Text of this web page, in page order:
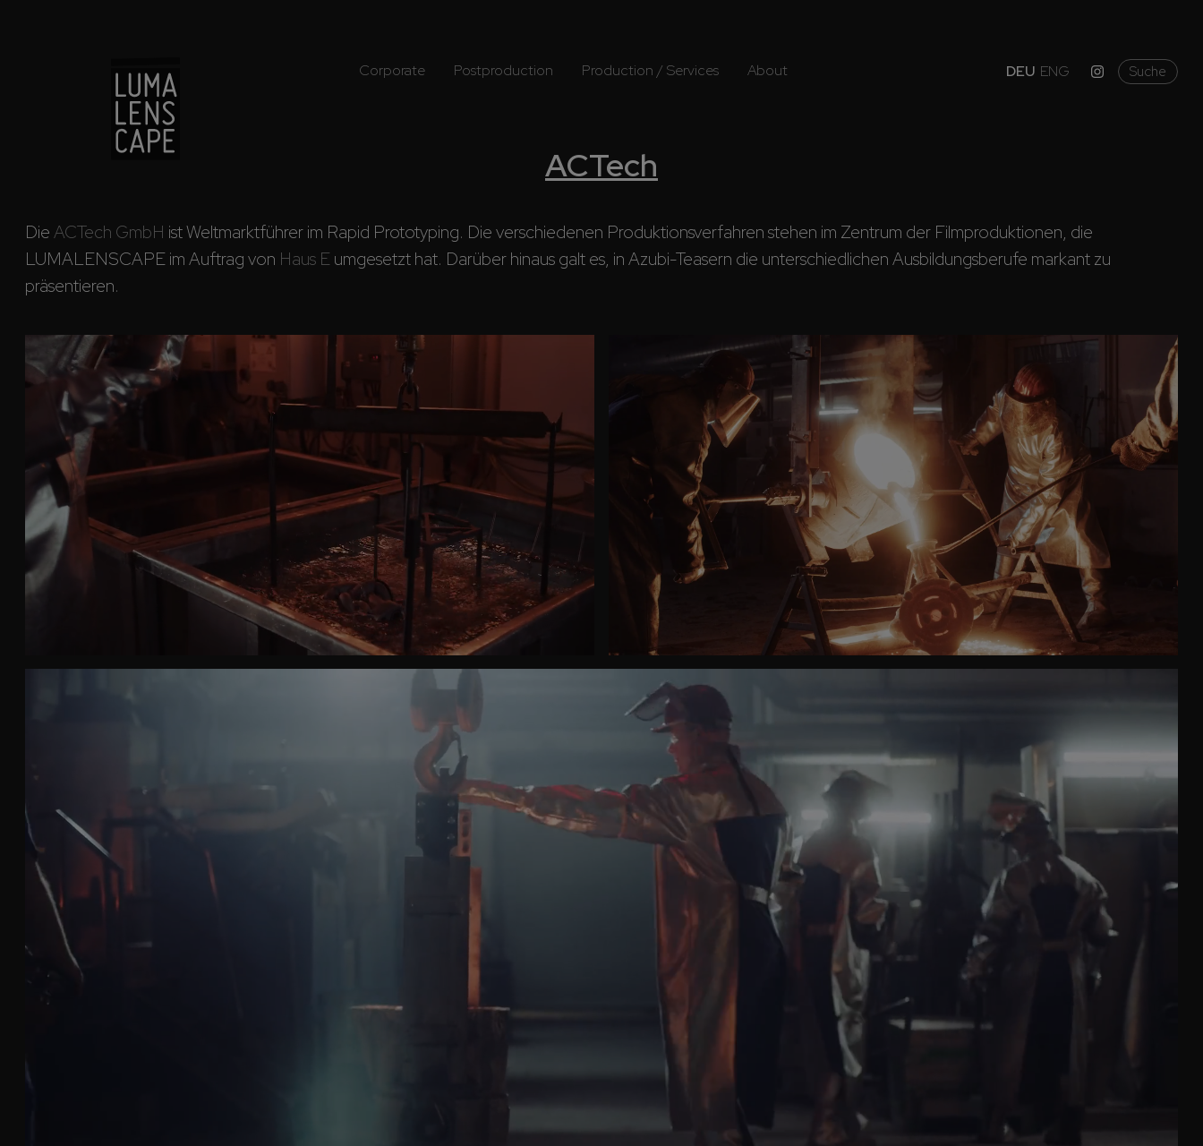
Corporate Postproduction Production / Services About DEU ENG Suche
ACTech
Die ACTech GmbH ist Weltmarktführer im Rapid Prototyping. Die verschiedenen Produktionsverfahren stehen im Zentrum der Filmproduktionen, die
LUMALENSCAPE im Auftrag von Haus E umgesetzt hat. Darüber hinaus galt es, in Azubi-Teasern die unterschiedlichen Ausbildungsberufe markant zu
präsentieren.